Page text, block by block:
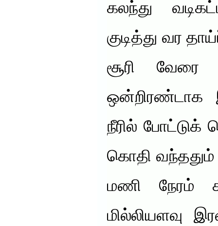
கலந்து
குடித்து வர
சூரி வேரை
ஒன்றிரண்டாக
நீரில் போட்டுக்
கொதி வந்ததும்
மணி நேரம்
மில்லியளவு